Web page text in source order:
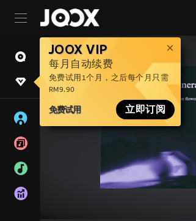
JOOX VIP
每月自动续费
免费试用1个月，之后每个月只需
RM9.90
免费试用 立即订阅